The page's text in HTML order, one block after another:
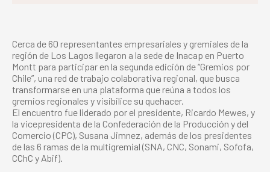
Cerca de 60 representantes empresariales y gremiales de la
región de Los Lagos llegaron a la sede de Inacap en Puerto
Montt para participar en la segunda edición de “Gremios por
Chile”, una red de trabajo colaborativa regional, que busca
transformarse en una plataforma que reúna a todos los
gremios regionales y visibilice su quehacer.
El encuentro fue liderado por el presidente, Ricardo Mewes, y
la vicepresidenta de la Confederación de la Producción y del
Comercio (CPC), Susana Jimnez, además de los presidentes
de las 6 ramas de la multigremial (SNA, CNC, Sonami, Sofofa,
CChC y Abif).